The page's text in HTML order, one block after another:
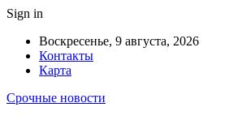
Sign in
Воскресенье, 9 августа, 2026
Контакты
Карта
Срочные новости